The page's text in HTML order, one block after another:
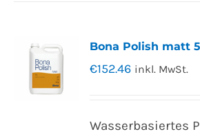
Bona Polish matt
€152.46 inkl. MwSt.
Wasserbasiertes